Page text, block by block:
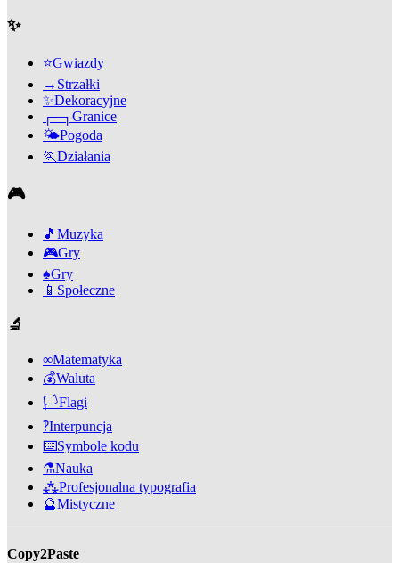
✨
⭐Gwiazdy
→ Strzałki
✨Dekoracyjne
┌─┐ Granice
🌤️Pogoda
🏃Działania
🎮
🎵 Muzyka
🎮Gry
♠️Gry
📱 Społeczne
🔬
∞Matematyka
💰Waluta
🏳️Flagi
‽Interpuncja
⌨️Symbole kodu
⚗️Nauka
⁂Profesjonalna typografia
🔮Mistyczne
Copy2Paste